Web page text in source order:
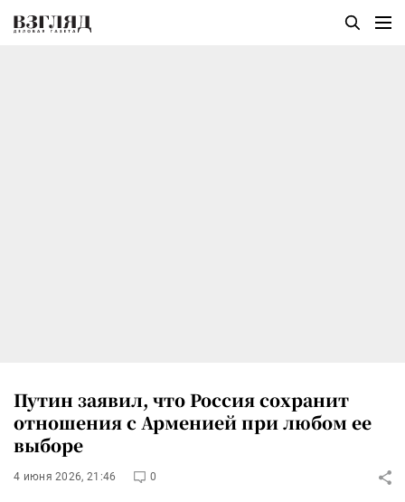
Путин заявил, что Россия сохранит
отношения с Арменией при любом ее
выборе
4 июня 2026, 21:46 0